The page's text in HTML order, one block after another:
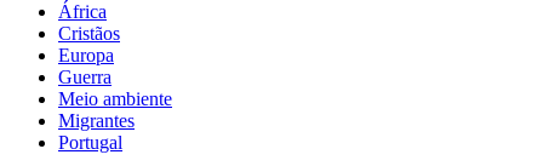
África
Cristãos
Europa
Guerra
Meio ambiente
Migrantes
Portugal